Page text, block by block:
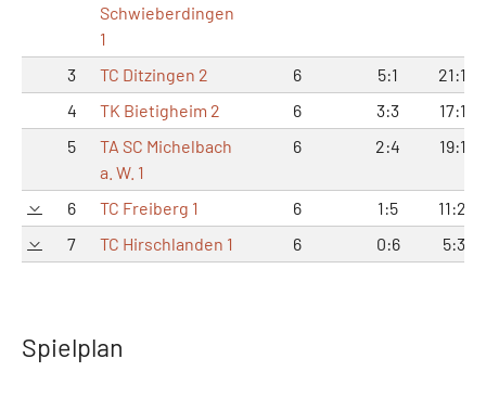
Schwieberdingen
1
3 TC Ditzingen 2 6 5:1
21:15
4
TK Bietigheim 2 6 3:3
17:19
5
TA SC Michelbach
a. W. 1
6 2:4 19:17
6 TC Freiberg 1 6 1:5
11:25
7
TC Hirschlanden 1 6 0:6 5:31
Spielplan